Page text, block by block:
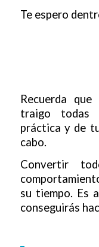
Te espero
Recuerda
traigo todas
práctica y de
cabo.
Convertir
su tiempo. Es
conseguirás